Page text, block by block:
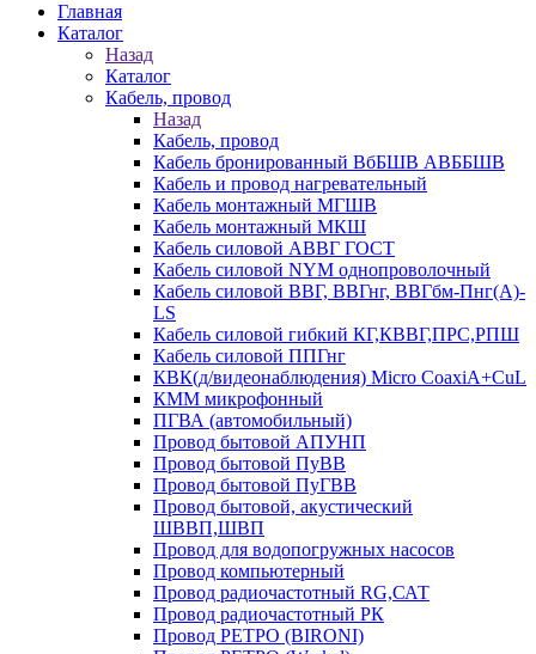
Главная
Каталог
Назад
Каталог
Кабель, провод
Назад
Кабель, провод
Кабель бронированный ВбБШВ АВББШВ
Кабель и провод нагревательный
Кабель монтажный МГШВ
Кабель монтажный МКШ
Кабель силовой АВВГ ГОСТ
Кабель силовой NYM однопроволочный
Кабель силовой ВВГ, ВВГнг, ВВГбм-Пнг(А)-
LS
Кабель силовой гибкий КГ,КВВГ,ПРС,РПШ
Кабель силовой ППГнг
КВК(д/видеонаблюдения) Micro CoaxiA+CuL
КММ микрофонный
ПГВА (автомобильный)
Провод бытовой АПУНП
Провод бытовой ПуВВ
Провод бытовой ПуГВВ
Провод бытовой, акустический
ШВВП,ШВП
Провод для водопогружных насосов
Провод компьютерный
Провод радиочастотный RG,САТ
Провод радиочастотный РК
Провод РЕТРО (BIRONI)